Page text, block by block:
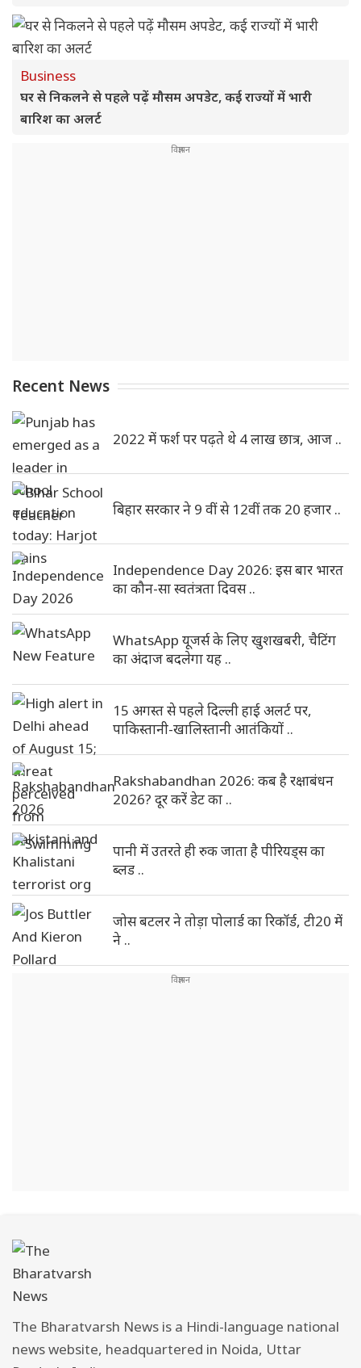
Business
घर से निकलने से पहले पढ़ें मौसम अपडेट, कई राज्यों में भारी
बारिश का अलर्ट
Recent News
2022 में फर्श पर पढ़ते थे 4 लाख छात्र, आज ..
बिहार सरकार ने 9 वीं से 12वीं तक 20 हजार ..
Independence Day 2026: इस बार भारत
का कौन-सा स्वतंत्रता दिवस ..
WhatsApp यूजर्स के लिए खुशखबरी, चैटिंग
का अंदाज बदलेगा यह ..
15 अगस्त से पहले दिल्ली हाई अलर्ट पर,
पाकिस्तानी-खालिस्तानी आतंकियों ..
Rakshabandhan 2026: कब है रक्षाबंधन
2026? दूर करें डेट का ..
पानी में उतरते ही रुक जाता है पीरियड्स का
ब्लड ..
जोस बटलर ने तोड़ा पोलार्ड का रिकॉर्ड, टी20 में
ने ..
The Bharatvarsh News is a Hindi-language national
news website, headquartered in Noida, Uttar